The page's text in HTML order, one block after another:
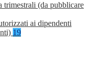
trimestrali (da pubblicare
ai dipendenti
19